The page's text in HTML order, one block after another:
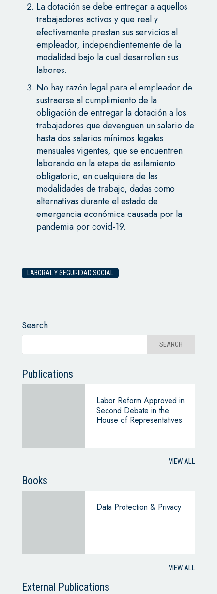
La dotación se debe entregar a aquellos
trabajadores activos y que real y
efectivamente prestan sus servicios al
empleador, independientemente de la
modalidad bajo la cual desarrollen sus
labores.
No hay razón legal para el empleador de
sustraerse al cumplimiento de la
obligación de entregar la dotación a los
trabajadores que devenguen un salario de
hasta dos salarios mínimos legales
mensuales vigentes, que se encuentren
laborando en la etapa de asilamiento
obligatorio, en cualquiera de las
modalidades de trabajo, dadas como
alternativas durante el estado de
emergencia económica causada por la
pandemia por covid-19.
LABORAL Y SEGURIDAD SOCIAL
Search
Publications
Labor Reform Approved in
Second Debate in the
House of Representatives
VIEW ALL
Books
Data Protection & Privacy
VIEW ALL
External Publications